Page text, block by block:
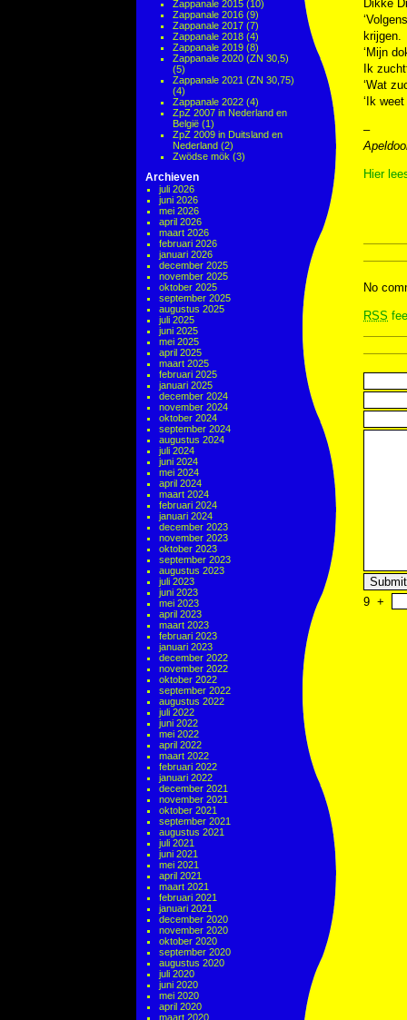
Zappanale 2015 (10)
Zappanale 2016 (9)
Zappanale 2017 (7)
Zappanale 2018 (4)
Zappanale 2019 (8)
Zappanale 2020 (ZN 30,5)
(5)
Zappanale 2021 (ZN 30,75)
(4)
Zappanale 2022 (4)
ZpZ 2007 in Nederland en
België (1)
ZpZ 2009 in Duitsland en
Nederland (2)
Zwödse mök (3)
Archieven
juli 2026
juni 2026
mei 2026
april 2026
maart 2026
februari 2026
januari 2026
december 2025
november 2025
oktober 2025
september 2025
augustus 2025
juli 2025
juni 2025
mei 2025
april 2025
maart 2025
februari 2025
januari 2025
december 2024
november 2024
oktober 2024
september 2024
augustus 2024
juli 2024
juni 2024
mei 2024
april 2024
maart 2024
februari 2024
januari 2024
december 2023
november 2023
oktober 2023
september 2023
augustus 2023
juli 2023
juni 2023
mei 2023
april 2023
maart 2023
februari 2023
januari 2023
december 2022
november 2022
oktober 2022
september 2022
augustus 2022
juli 2022
juni 2022
mei 2022
april 2022
maart 2022
februari 2022
januari 2022
december 2021
november 2021
oktober 2021
september 2021
augustus 2021
juli 2021
juni 2021
mei 2021
april 2021
maart 2021
februari 2021
januari 2021
december 2020
november 2020
oktober 2020
september 2020
augustus 2020
juli 2020
juni 2020
mei 2020
april 2020
maart 2020
Dikke
krijgen.
‘Mijn
Ik
‘Wat
‘Ik
–
Hier
No
RSS
9 +